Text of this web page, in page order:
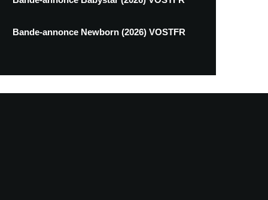
Bande-annonce Newborn (2026) VOSTFR